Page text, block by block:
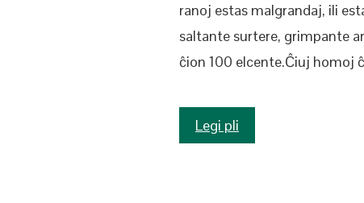
ranoj estas malgrandaj, ili
saltante surtere, grimpante
ĉion 100 elcente.Ĉiuj homoj
Legi pli